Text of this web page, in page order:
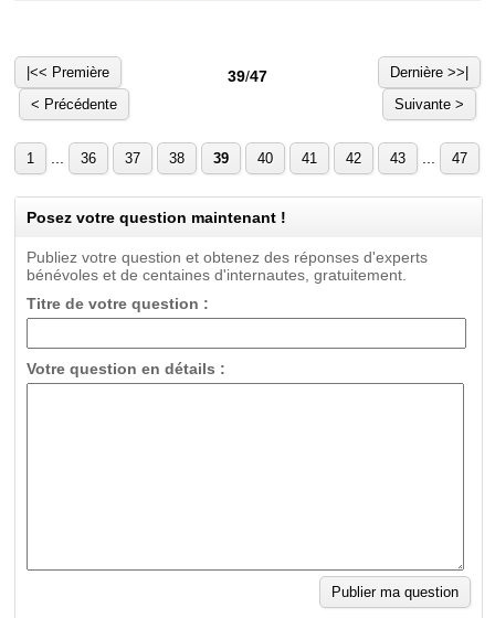
|<< Première
< Précédente
39/47
Dernière >>|
Suivante >
1 36 37 38 39 40 41 42 43 47
Posez votre question maintenant !
Publiez votre question et obtenez des réponses d'experts
bénévoles et de centaines d'internautes, gratuitement.
Titre de votre question :
Votre question en détails :